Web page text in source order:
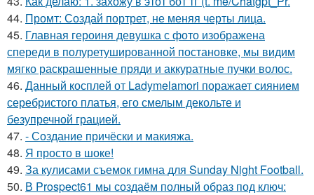
44. Промт: Создай портрет, не меняя черты лица.
45. Главная героиня девушка с фото изображена
спереди в полуретушированной постановке, мы видим
мягко раскрашенные пряди и аккуратные пучки волос.
46. Данный косплей от Ladymelamori поражает сиянием
серебристого платья, его смелым декольте и
безупречной грацией.
47. - Создание причёски и макияжа.
48. Я просто в шоке!
49. За кулисами съемок гимна для Sunday Night Football.
50. В Prospect61 мы создаём полный образ под ключ: